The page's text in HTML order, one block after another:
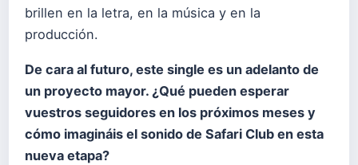
brillen en la letra, en la música y en la
producción.
De cara al futuro, este single es un adelanto de
un proyecto mayor. ¿Qué pueden esperar
vuestros seguidores en los próximos meses y
cómo imagináis el sonido de Safari Club en esta
nueva etapa?